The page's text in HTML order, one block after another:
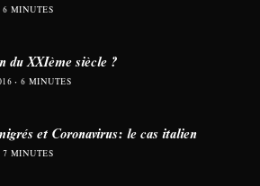
6 MINUTES
du XXIème siècle ?
6 MINUTES
et Coronavirus: le cas italien
7 MINUTES